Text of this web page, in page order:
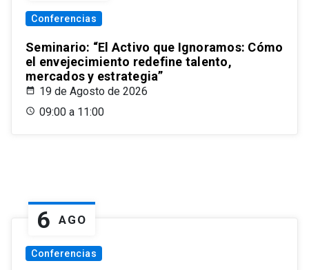
Conferencias
Seminario: “El Activo que Ignoramos: Cómo
el envejecimiento redefine talento,
mercados y estrategia”
19 de Agosto de 2026
09:00 a 11:00
6 AGO
Conferencias